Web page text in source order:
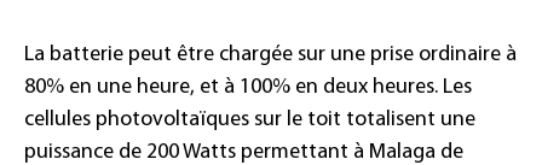
La batterie peut être chargée sur une prise ordinaire à
80% en une heure, et à 100% en deux heures. Les
cellules photovoltaïques sur le toit totalisent une
puissance de 200 Watts permettant à Malaga de